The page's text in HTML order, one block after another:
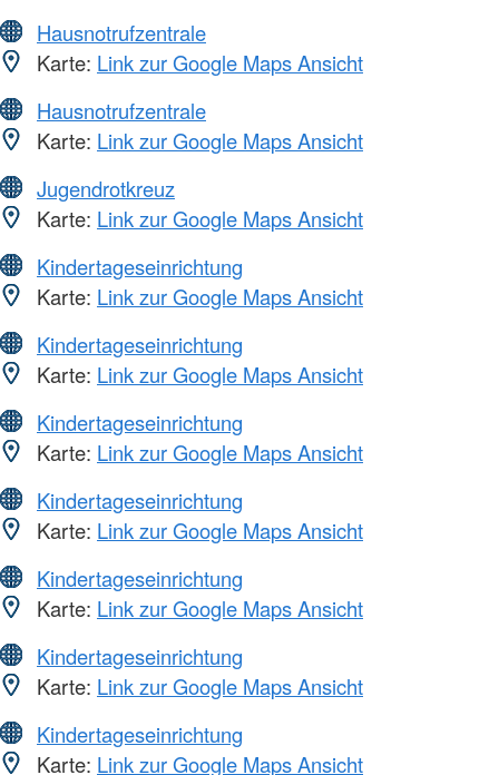
Hausnotrufzentrale
Karte: Link zur Google Maps Ansicht
Hausnotrufzentrale
Karte: Link zur Google Maps Ansicht
Jugendrotkreuz
Karte: Link zur Google Maps Ansicht
Kindertageseinrichtung
Karte: Link zur Google Maps Ansicht
Kindertageseinrichtung
Karte: Link zur Google Maps Ansicht
Kindertageseinrichtung
Karte: Link zur Google Maps Ansicht
Kindertageseinrichtung
Karte: Link zur Google Maps Ansicht
Kindertageseinrichtung
Karte: Link zur Google Maps Ansicht
Kindertageseinrichtung
Karte: Link zur Google Maps Ansicht
Kindertageseinrichtung
Karte: Link zur Google Maps Ansicht